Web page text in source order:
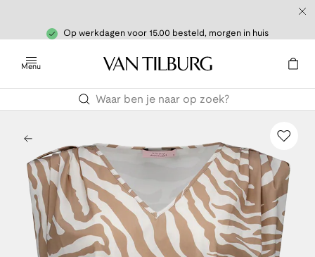
Op werkdagen voor 15.00 besteld, morgen in huis
Menu